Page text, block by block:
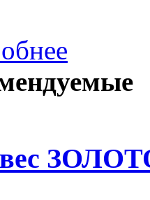
флажка: 19х15 см.
5 метров .